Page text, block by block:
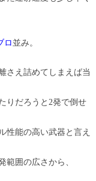
ロ並み。
さえ詰めてしまえば当
りだろうと2発で倒せ
性能の高い武器と言え
範囲の広さから、